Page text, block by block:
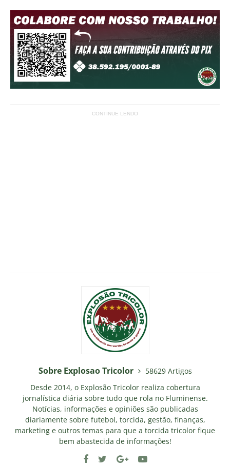
CONTINUE LENDO
Sobre Explosao Tricolor
58629 Artigos
Desde 2014, o Explosão Tricolor realiza cobertura
jornalística diária sobre tudo que rola no Fluminense.
Notícias, informações e opiniões são publicadas
diariamente sobre futebol, torcida, gestão, finanças,
marketing e outros temas para que a torcida tricolor fique
bem abastecida de informações!